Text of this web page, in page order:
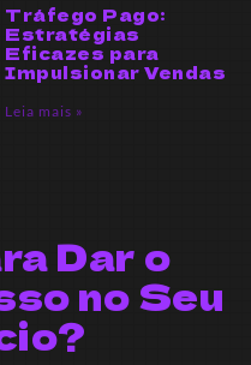
Tráfego Pago:
Estratégias
Eficazes para
Impulsionar Vendas
Leia mais »
Dar o
no Seu